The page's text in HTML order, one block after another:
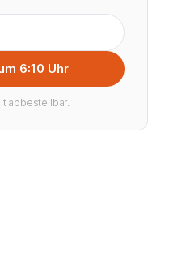
6:10 Uhr
abbestellbar.